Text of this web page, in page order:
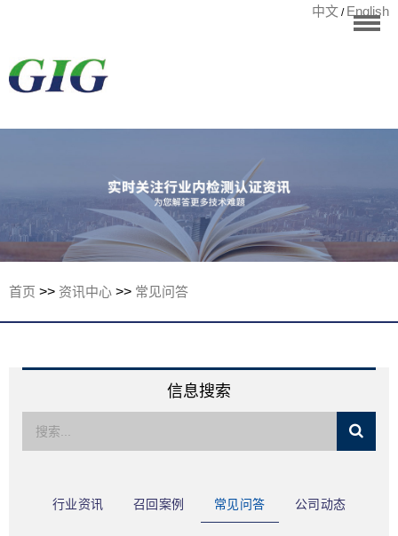
检测项目
客户案例
资讯中心
中文 / English
限公司
首页 >> 资讯中心 >> 常见问答
信息搜索
行业资讯 召回案例 常见问答 公司动态